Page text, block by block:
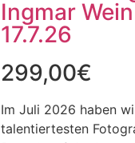
Ingmar
17.7.26
299,00€
Im Juli 2026 haben
talentiertesten